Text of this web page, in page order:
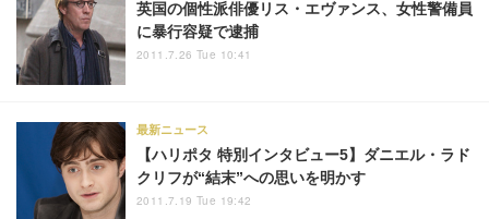
英国の個性派俳優リス・エヴァンス、女性警備員
に暴行容疑で逮捕
2011.7.26 Tue 10:41
【ハリポタ 特別インタビュー5】ダニエル・ラド
クリフが“結末”への思いを明かす
最新ニュース
2011.7.19 Tue 19:42